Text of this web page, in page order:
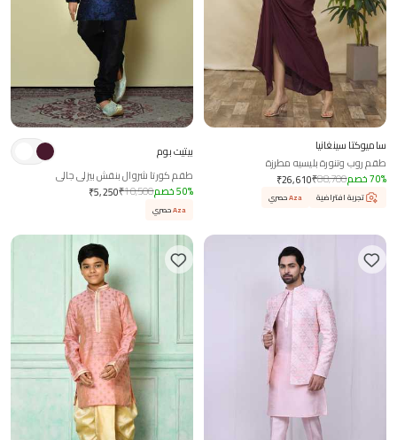
ساميوكتا سينغانيا
طقم روب وتنورة بليسيه مطرزة
₹26,610₹88,700 70% خصم
تجربة افتراضية Azaحصري
بيتيت بوم
طقم كورتا شروال بنقش بيزلي جالي
₹5,250₹10,500 50% خصم
Azaحصري